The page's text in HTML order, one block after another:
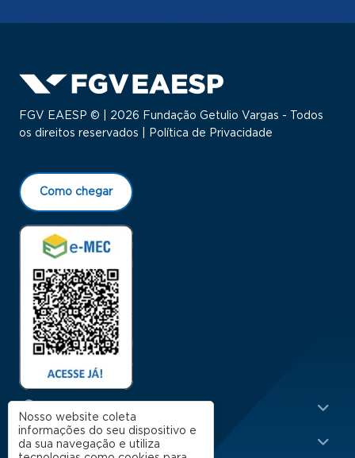
FGV EAESP © | 2026 Fundação Getulio Vargas - Todos
os direitos reservados |
Política de Privacidade
Como chegar
Menu Rodapé 1
Cursos
Escola
Nosso website coleta
informações do seu dispositivo e
da sua navegação e utiliza